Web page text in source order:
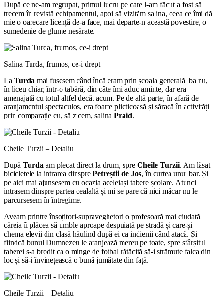
După ce ne-am regrupat, primul lucru pe care l-am făcut a fost să
trecem în revistă echipamentul, apoi să vizităm salina, ceea ce îmi dă
mie o oarecare licență de-a face, mai departe-n această povestire, o
sumedenie de glume nesărate.
Salina Turda, frumos, ce-i drept
La Turda mai fusesem când încă eram prin școala generală, ba nu,
în liceu chiar, într-o tabără, din câte îmi aduc aminte, dar era
amenajată cu totul altfel decât acum. Pe de altă parte, în afară de
aranjamentul spectaculos, era foarte plicticoasă și săracă în activități
prin comparație cu, să zicem, salina Praid.
Cheile Turzii – Detaliu
După Turda am plecat direct la drum, spre Cheile Turzii. Am lăsat
bicicletele la intrarea dinspre Petreștii de Jos, în curtea unui bar. Și
pe aici mai ajunsesem cu ocazia aceleiași tabere școlare. Atunci
intrasem dinspre partea cealaltă și mi se pare că nici măcar nu le
parcursesem în întregime.
Aveam printre însoțitori-supraveghetori o profesoară mai ciudată,
căreia îi plăcea să umble aproape despuiată pe stradă și care-și
chema elevii din clasă hăulind după ei ca indienii când atacă. Și
fiindcă bunul Dumnezeu le aranjează mereu pe toate, spre sfârșitul
taberei s-a brodit ca o minge de fotbal rătăcită să-i strămute falca din
loc și să-i învinețească o bună jumătate din față.
Cheile Turzii – Detaliu